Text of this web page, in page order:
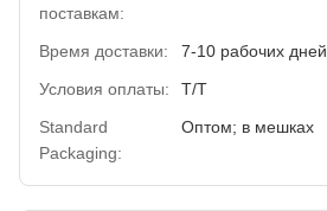
поставкам:
Время доставки:
7-10 рабочих дней
Условия оплаты:
Т/Т
Standard
Packaging:
Оптом; в мешках